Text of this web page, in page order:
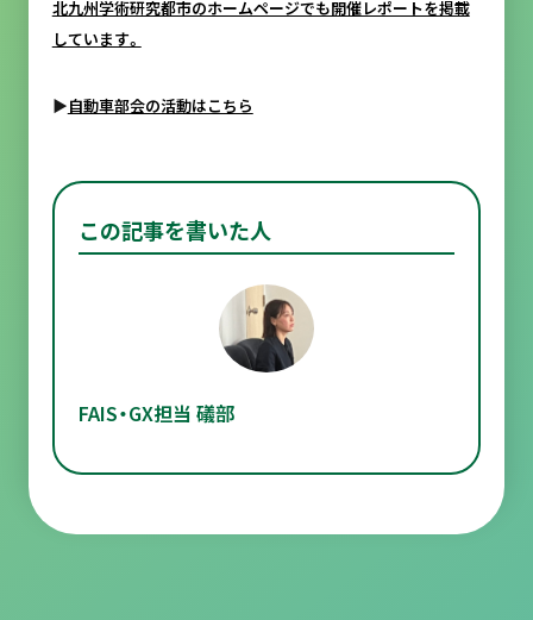
北九州学術研究都市のホームページでも開催レポートを掲載
しています。
▶自動車部会の活動はこちら
この記事を書いた人
FAIS・GX担当 礒部